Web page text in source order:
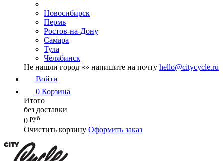
Новосибирск
Пермь
Ростов-на-Дону
Самара
Тула
Челябинск
Не нашли город «» напишите на почту hello@citycycle.ru
Войти
0 Корзина
Итого
без доставки
0 руб
Очистить корзину Оформить заказ